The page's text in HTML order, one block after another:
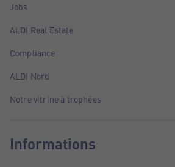
Jobs
ALDI Real Estate
Compliance
ALDI Nord
Notre vitrine à trophées
Informations